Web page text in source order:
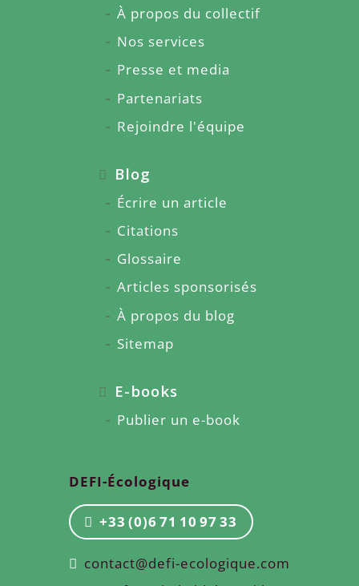
À propos du collectif
Nos services
Presse et media
Partenariats
Rejoindre l'équipe
Blog
Écrire un article
Citations
Glossaire
Articles sponsorisés
À propos du blog
Sitemap
E-books
Publier un e-book
DEFI-Écologique
+33 (0)6 71 10 97 33
contact@defi-ecologique.com